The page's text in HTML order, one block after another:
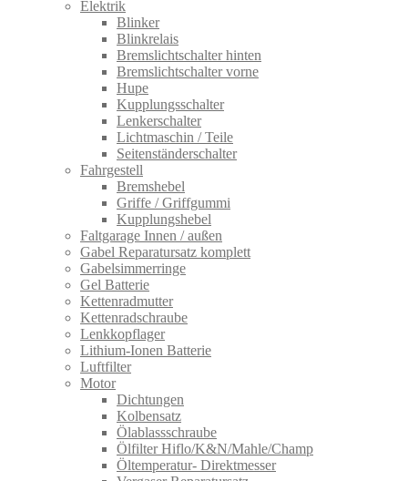
Elektrik
Blinker
Blinkrelais
Bremslichtschalter hinten
Bremslichtschalter vorne
Hupe
Kupplungsschalter
Lenkerschalter
Lichtmaschin / Teile
Seitenständerschalter
Fahrgestell
Bremshebel
Griffe / Griffgummi
Kupplungshebel
Faltgarage Innen / außen
Gabel Reparatursatz komplett
Gabelsimmerringe
Gel Batterie
Kettenradmutter
Kettenradschraube
Lenkkopflager
Lithium-Ionen Batterie
Luftfilter
Motor
Dichtungen
Kolbensatz
Ölablassschraube
Ölfilter Hiflo/K&N/Mahle/Champ
Öltemperatur- Direktmesser